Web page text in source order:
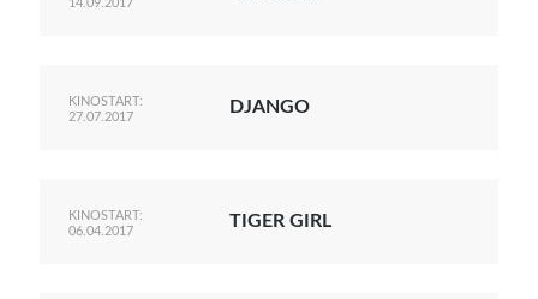
KINOSTART:
27.07.2017
DJANGO
KINOSTART:
06.04.2017
TIGER GIRL